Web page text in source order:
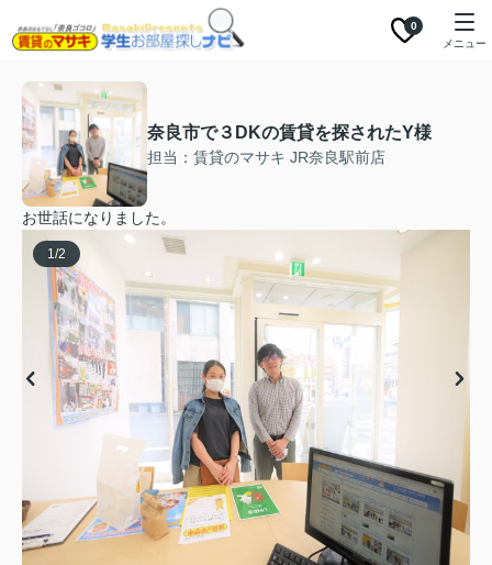
0
メニュー
奈良市で３DKの賃貸を探されたY様
担当：賃貸のマサキ JR奈良駅前店
お世話になりました。
1/2